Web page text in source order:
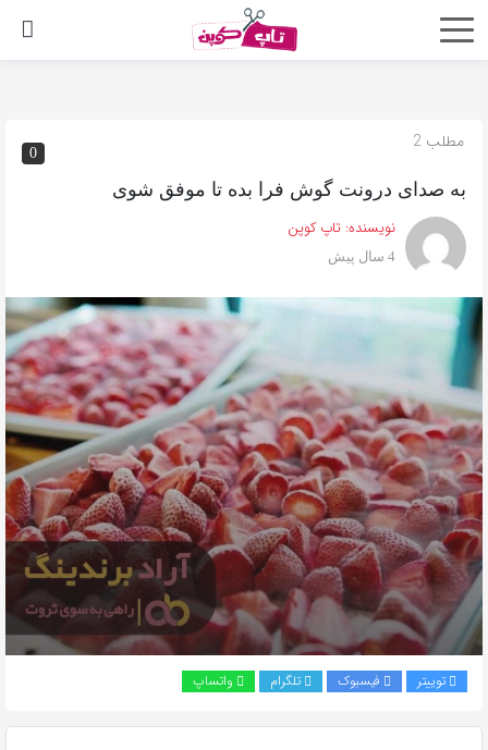
اشتراک
از
روش‌های
زیر
این
صفحه
با
دوستان
خود
به
اشتراک
بگذارید.
کپی
لینک
0 مطلب 2
به صدای درونت گوش فرا بده تا موفق شوی
نویسنده: تاپ کوپن
4 سال پیش
توییتر فیسبوک تلگرام واتساپ